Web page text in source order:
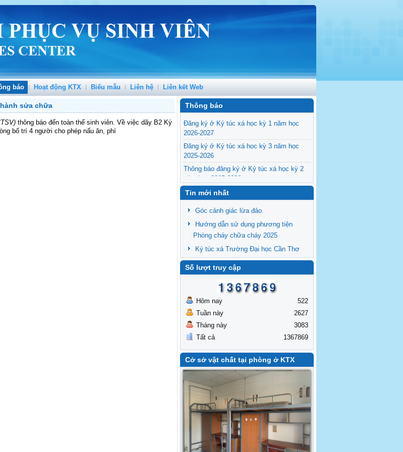
báo Hoạt động KTX Biểu mẫu Liên hệ Liên kết Web
sửa chữa
thông báo đến toàn thể sinh viên. Về việc dãy B2 Ký
bố trí 4 người cho phép nấu ăn, phí
Thông báo
Đăng ký ở Ký túc xá học kỳ 1 năm học
2026-2027
Đăng ký ở Ký túc xá học kỳ 3 năm học
2025-2026
Thông báo đăng ký ở Ký túc xá học kỳ 2
năm học 2025-2026
Đăng ký ở Ký túc xá học kỳ 1 năm học
2025-2026
Thông báo chuỗi hoạt động tuyên truyền
trong tháng 6 năm 2025
Tin mới nhất
Góc cảnh giác lừa đảo
Hướng dẫn sử dụng phương tiện
Phòng cháy chữa cháy 2025
Ký túc xá Trường Đại học Cần Thơ
Số lượt truy cập
Hôm nay
Tuần này
Tháng này
Tất cả
522
2627
3083
1367869
Cở sở vật chất tại phòng ở KTX